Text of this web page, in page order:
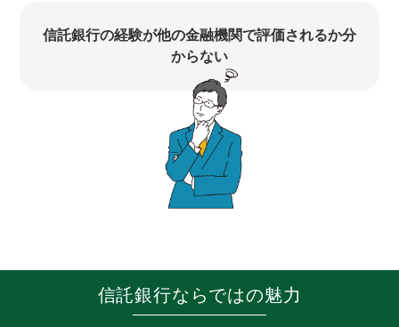
信託銀行の経験が他の金融機関で評価されるか分
からない
信託銀行ならではの魅力